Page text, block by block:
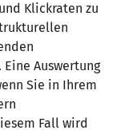
Klickraten zu
Eine Auswertung
Sie in Ihrem
Fall wird